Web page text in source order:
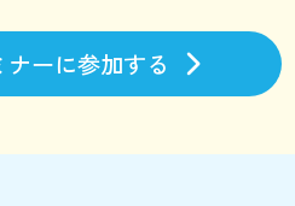
ーに参加する